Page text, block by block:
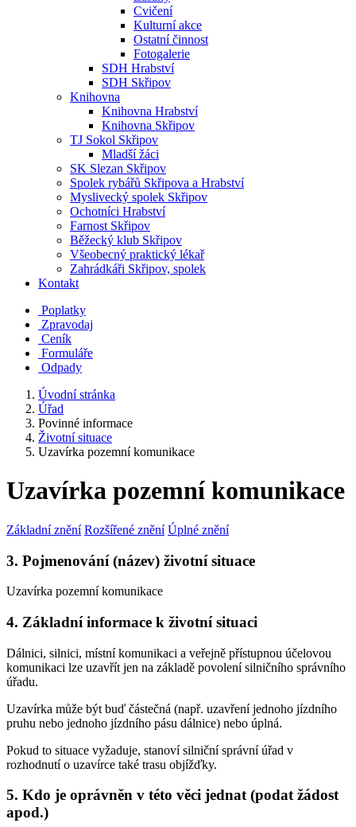
Cvičení
Kulturní akce
Ostatní činnost
Fotogalerie
SDH Hrabství
SDH Skřipov
Knihovna
Knihovna Hrabství
Knihovna Skřipov
TJ Sokol Skřipov
Mladší žáci
SK Slezan Skřipov
Spolek rybářů Skřipova a Hrabství
Myslivecký spolek Skřipov
Ochotníci Hrabství
Farnost Skřipov
Běžecký klub Skřipov
Všeobecný praktický lékař
Zahrádkáři Skřipov, spolek
Kontakt
Poplatky
Zpravodaj
Ceník
Formuláře
Odpady
Úvodní stránka
Úřad
Povinné informace
Životní situace
Uzavírka pozemní komunikace
Uzavírka pozemní komunikace
Základní znění Rozšířené znění Úplné znění
3. Pojmenování (název) životní situace
Uzavírka pozemní komunikace
4. Základní informace k životní situaci
Dálnici, silnici, místní komunikaci a veřejně přístupnou účelovou
komunikaci lze uzavřít jen na základě povolení silničního správního
úřadu.
Uzavírka může být buď částečná (např. uzavření jednoho jízdního
pruhu nebo jednoho jízdního pásu dálnice) nebo úplná.
Pokud to situace vyžaduje, stanoví silniční správní úřad v
rozhodnutí o uzavírce také trasu objížďky.
5. Kdo je oprávněn v této věci jednat (podat žádost
apod.)